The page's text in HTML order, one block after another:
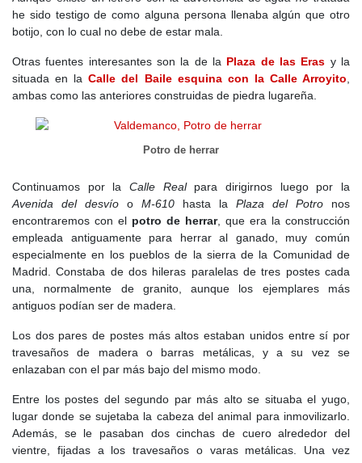
estas tierras seguía siendo dura, marcada por el aislamiento y la
supervivencia en un entorno hostil.
Elsiglo XIV, estuvo marcado por tiempos difíciles. La peste
negra y las guerras civiles asolaron Castilla, y muchas aldeas de
la sierra sufrieron un descenso en su población. Sin embargo, el
nombre de Valdemanco aparece por primera vez en un
documento del siglo XIV: elLibro de la Montería
rey Alfonso XIentre 1312 y 1350. En este libro
Muño Manco, un enclave conocido por ser un buen lugar de caza
de osos y jabalíes en invierno.
Esta mención sugiere que Valdemanco ya tenía un pequeño
asentamiento en esta época, ligado a la caza y al
aprovechamiento de los recursos naturales. La sierra seguía
siendo un refugio, y sus habitantes dependían de los montes y
los ríos para subsistir.
Según la tradición, a principios del siglo XV
, un hombre conocido
Valdés el Manco
se estableció en estas tierras y fundó un
núcleo de población que con el tiempo daría lugar a Valdemanco.
La leyenda cuenta que en torno a 1508, Valdés construyó una
venta en un camino que unía Lozoya con Buitrago y Madrid,
atrayendo a viajeros y comerciantes. Sus hijos, siguiendo su
ejemplo, levantaron sus propias casas cerca de la venta,
formando una pequeña comunidad.
he sido testigo de como alguna persona llenaba algún que otro
botijo, con lo cual no debe de estar mala.
Otras fuentes interesantes son la de la Plaza de las Eras y la
situada en laCalle del Baile esquina con la Calle Arroyito,
ambas como las anteriores construidas de piedra lugareña.
Potro de herrar
Continuamos por la Calle Realpara dirigirnos luego por la
Avenida del desvío o M-610 hasta la Plaza del Potro nos
encontraremos con el potro de herrar, que era la construcción
empleada antiguamente para herrar al ganado, muy común
especialmente en los pueblos de la sierra de la Comunidad de
Madrid. Constaba de dos hileras paralelas de tres postes cada
una, normalmente de granito, aunque los ejemplares más
antiguos podían ser de madera.
Los dos pares de postes más altos estaban unidos entre sí por
travesaños de madera o barras metálicas, y a su vez se
enlazaban con el par más bajo del mismo modo.
Entre los postes del segundo par más alto se situaba el yugo,
lugar donde se sujetaba la cabeza del animal para inmovilizarlo.
Además, se le pasaban dos cinchas de cuero alrededor del
vientre, fijadas a los travesaños o varas metálicas. Una vez